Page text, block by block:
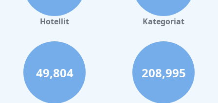
Hotellit Kategoriat
49,804 208,995